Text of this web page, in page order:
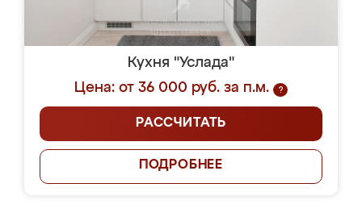
Кухня "Услада"
Цена: от 36 000 руб. за п.м.
?
РАССЧИТАТЬ
ПОДРОБНЕЕ